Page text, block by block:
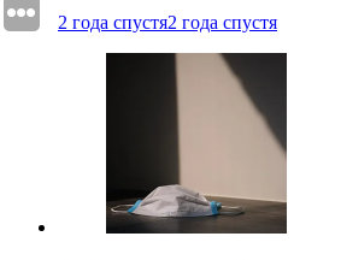
2 года спустя2 года спустя